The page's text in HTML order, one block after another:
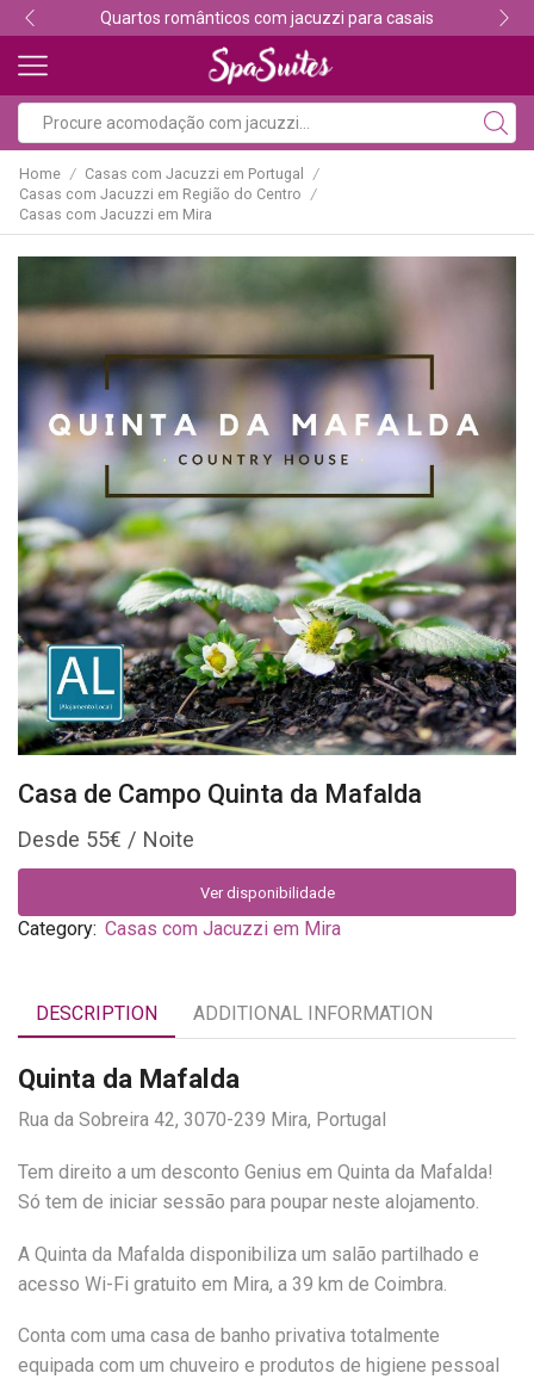
Quartos românticos com jacuzzi para casais
Home / Casas com Jacuzzi em Portugal /
Casas com Jacuzzi em Região do Centro /
Casas com Jacuzzi em Mira
Casa de Campo Quinta da Mafalda
55€
Ver disponibilidade
Category: Casas com Jacuzzi em Mira
DESCRIPTION ADDITIONAL INFORMATION
Quinta da Mafalda
Rua da Sobreira 42, 3070-239 Mira, Portugal
Tem direito a um desconto Genius em Quinta da Mafalda!
Só tem de iniciar sessão para poupar neste alojamento.
A Quinta da Mafalda disponibiliza um salão partilhado e
acesso Wi-Fi gratuito em Mira, a 39 km de Coimbra.
Conta com uma casa de banho privativa totalmente
equipada com um chuveiro e produtos de higiene pessoal